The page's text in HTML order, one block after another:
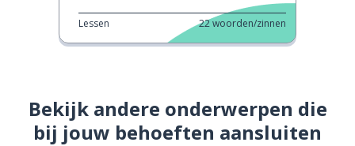
Lessen 22woorden/zinnen
Bekijk andere onderwerpen die
bij jouw behoeften aansluiten